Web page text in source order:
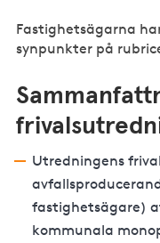
Fastighetsägarna
synpunkter på
Utredningens
fastighetsägare)
kommunala